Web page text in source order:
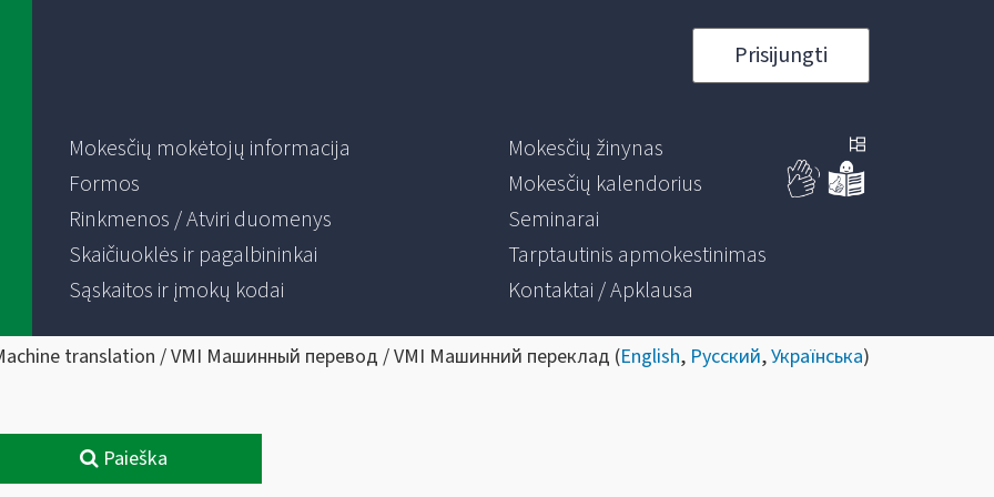
Prisijungti
Mokesčių mokėtojų informacija
Formos
Rinkmenos / Atviri duomenys
Skaičiuoklės ir pagalbininkai
Sąskaitos ir įmokų kodai
Mokesčių žinynas
Mokesčių kalendorius
Seminarai
Tarptautinis apmokestinimas
Kontaktai / Apklausa
translation / VMI Машинный перевод / VMI Машинний переклад (English, Русский,Українська)
Paieška